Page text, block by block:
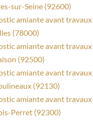
sur-Seine (92600)
amiante avant
(78000)
amiante avant
(92500)
amiante avant
(92130)
amiante avant
Perret (92300)